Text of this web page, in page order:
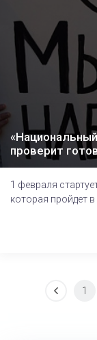
проверит
1 февраля
которая пройдет
1